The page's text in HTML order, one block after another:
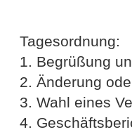
Tagesordnung:
1. Begrüßung
2. Änderung
3. Wahl eines
4.